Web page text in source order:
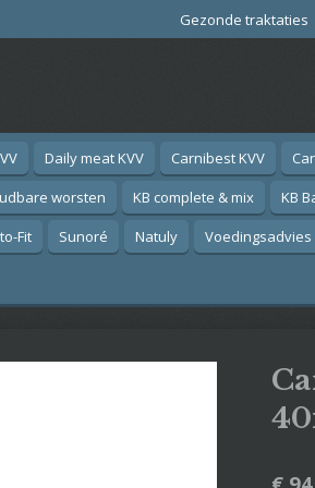
Gezonde traktaties
Daily meat KVV Carnibest KVV
worsten KB complete & mix KB
Fit Sunoré Natuly